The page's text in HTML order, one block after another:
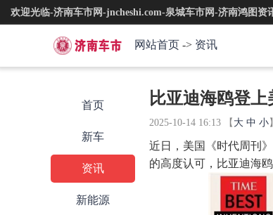
欢迎光临-济南车市网-jncheshi.com-泉城车市网-济南鸿图资
网站首页 -> 资讯
首页
新车
资讯
新能源
比亚迪海鸥登
2025-10-14 16:13 【 大 中 小 】
近日，美国《时代周刊
的高度认可，比亚迪海